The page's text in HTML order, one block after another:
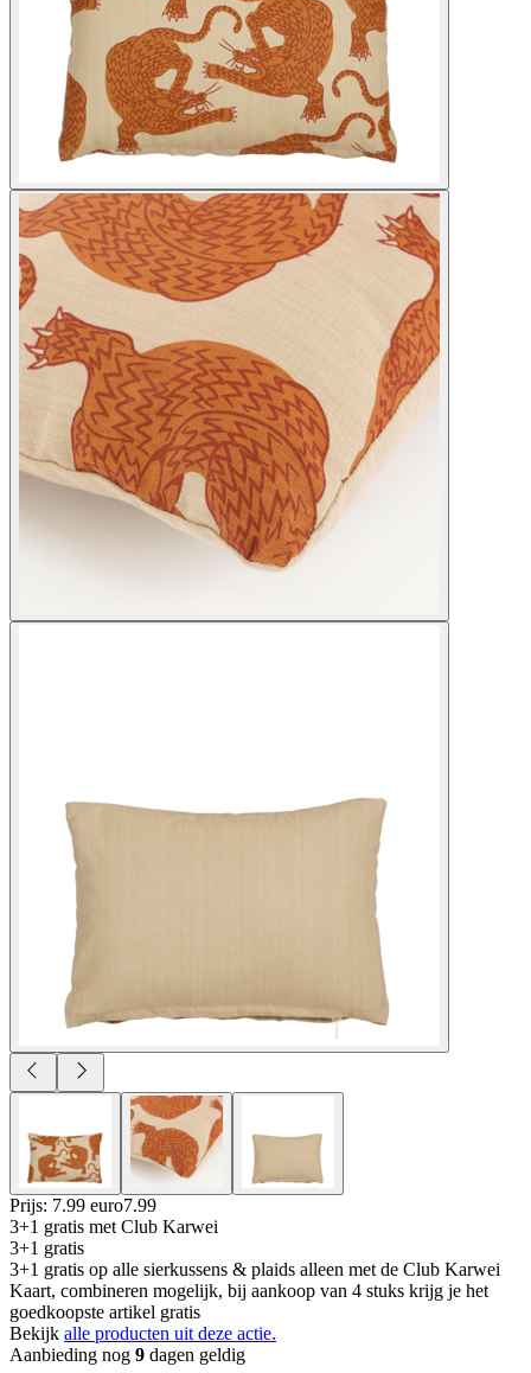
Prijs: 7.99 euro7.99
3+1 gratis met Club Karwei
3+1 gratis
3+1 gratis op alle sierkussens & plaids alleen met de Club Karwei
Kaart, combineren mogelijk, bij aankoop van 4 stuks krijg je het
goedkoopste artikel gratis
Bekijk alle producten uit deze actie.
Aanbieding nog 9 dagen geldig